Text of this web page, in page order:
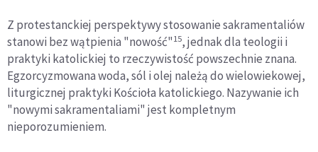
Z protestanckiej perspektywy stosowanie sakramentaliów
stanowi bez wątpienia "nowość"15, jednak dla teologii i
praktyki katolickiej to rzeczywistość powszechnie znana.
Egzorcyzmowana woda, sól i olej należą do wielowiekowej,
liturgicznej praktyki Kościoła katolickiego. Nazywanie ich
"nowymi sakramentaliami" jest kompletnym
nieporozumieniem.